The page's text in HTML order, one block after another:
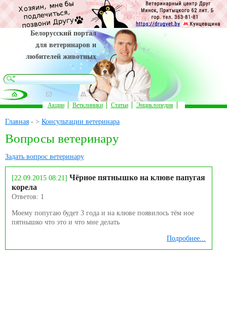
Белорусский портал
для ветеринаров и
любителей животных
Главная - > Консультации ветеринара
Вопросы ветеринару
Задать вопрос ветеринару
[22.09.2015 08:21] Чёрное пятнышко на клюве папугая
корела
Ответов: 1
Моему попугаю будет 3 года и на клюве появилось тём ное
пятнышко что это и что мне делать
Подробнее...
Акции Ветклиники Статьи Энциклопедия